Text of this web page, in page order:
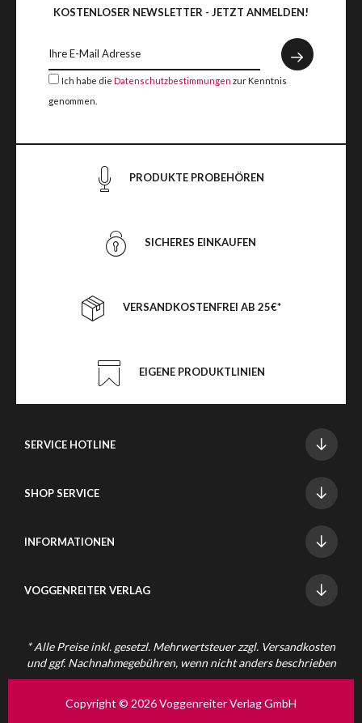
KOSTENLOSER NEWSLETTER - JETZT ANMELDEN!
Ich habe die Datenschutzbestimmungen zur Kenntnis
genommen.
PRODUKTE PROBEHÖREN
SICHERES EINKAUFEN
VERSANDKOSTENFREI AB 25€*
EIGENE PRODUKTLINIEN
SERVICE HOTLINE
SHOP SERVICE
INFORMATIONEN
VOGGENREITER VERLAG
* Alle Preise inkl. gesetzl. Mehrwertsteuer zzgl. Versandkosten
und ggf. Nachnahmegebühren, wenn nicht anders beschrieben
Copyright © 2026 Voggenreiter Verlag GmbH